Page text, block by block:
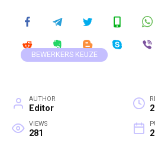
BEWERKERS KEUZE
AUTHOR
Editor
VIEWS
281